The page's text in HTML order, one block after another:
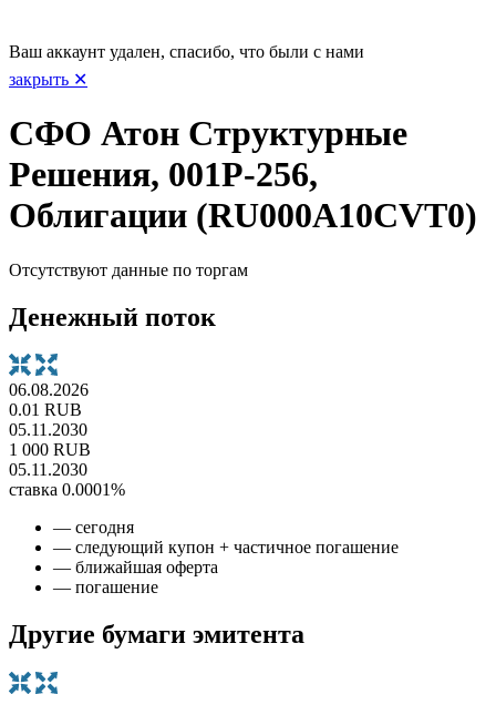
Ваш аккаунт удален, спасибо, что были с нами
закрыть ✕
СФО Атон Структурные
Решения, 001Р-256,
Облигации (RU000A10CVT0)
Отсутствуют данные по торгам
Денежный поток
06.08.2026
0.01 RUB
05.11.2030
1 000 RUB
05.11.2030
ставка 0.0001%
— сегодня
— следующий купон + частичное погашение
— ближайшая оферта
— погашение
Другие бумаги эмитента